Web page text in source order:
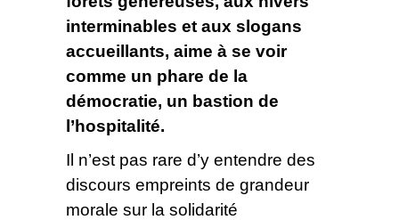
interminables et aux slogans
accueillants, aime à se voir
comme un phare de la
démocratie, un bastion de
l’hospitalité.
Il n’est pas rare d’y entendre des
discours empreints de grandeur
morale sur la solidarité